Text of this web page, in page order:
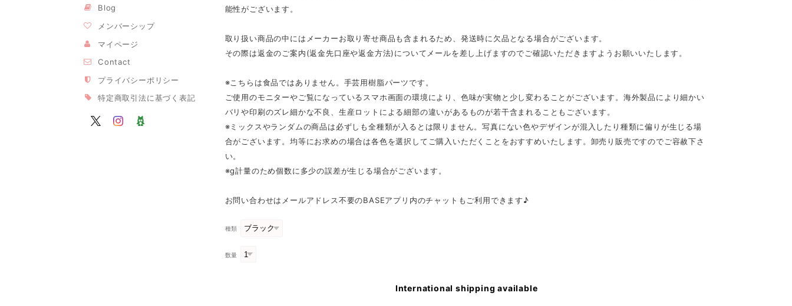
Blog
メンバーシップ
マイページ
Contact
プライバシーポリシー
特定商取引法に基づく表記
能性がございます。
取り扱い商品の中にはメーカーお取り寄せ商品も含まれるため、発送時に欠品となる場合がございます。
その際は返金のご案内(返金先口座や返金方法)についてメールを差し上げますのでご確認いただきますようお願いいたします。
※こちらは食品ではありません。手芸用樹脂パーツです。
ご使用のモニターやご覧になっているスマホ画面の環境により、色味が実物と少し変わることがございます。海外製品により細かい
バリや印刷のズレ細かな不良、生産ロットによる細部の違いがあるものが若干含まれることもございます。
※ミックスやランダムの商品は必ずしも全種類が入るとは限りません。写真にない色やデザインが混入したり種類に偏りが生じる場
合がございます。均等にお求めの場合は各色を選択してご購入いただくことをおすすめいたします。卸売り販売ですのでご容赦下さ
い。
※g計量のため個数に多少の誤差が生じる場合がございます。
お問い合わせはメールアドレス不要のBASEアプリ内のチャットもご利用できます♪
種類
数量
International shipping available